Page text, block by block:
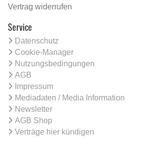
Vertrag widerrufen
Service
Datenschutz
Cookie-Manager
Nutzungsbedingungen
AGB
Impressum
Mediadaten / Media Information
Newsletter
AGB Shop
Verträge hier kündigen